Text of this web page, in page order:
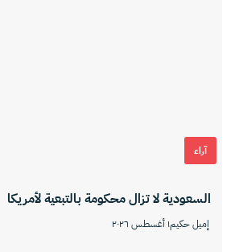
آراء
السعودية لا تزال محكومة بالتبعية لأمريكا
إميل حكيم١ أغسطس ٢٠٢٦